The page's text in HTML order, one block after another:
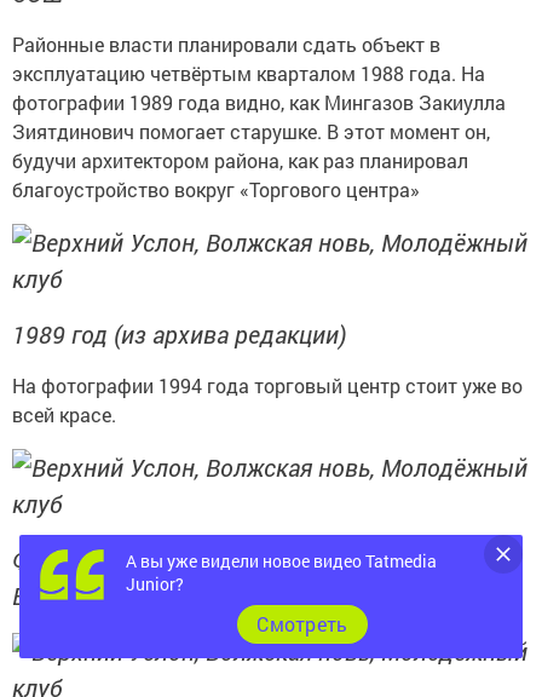
Районные власти планировали сдать объект в
эксплуатацию четвёртым кварталом 1988 года. На
фотографии 1989 года видно, как Мингазов Закиулла
Зиятдинович помогает старушке. В этот момент он,
будучи архитектором района, как раз планировал
благоустройство вокруг «Торгового центра»
1989 год (из архива редакции)
На фотографии 1994 года торговый центр стоит уже во
всей красе.
Фотография Ю.Фролова 1994 года (из архива
Верхнеуслонского Краеведческого музея)
А вы уже видели новое видео Tatmedia
Junior?
Cмотреть